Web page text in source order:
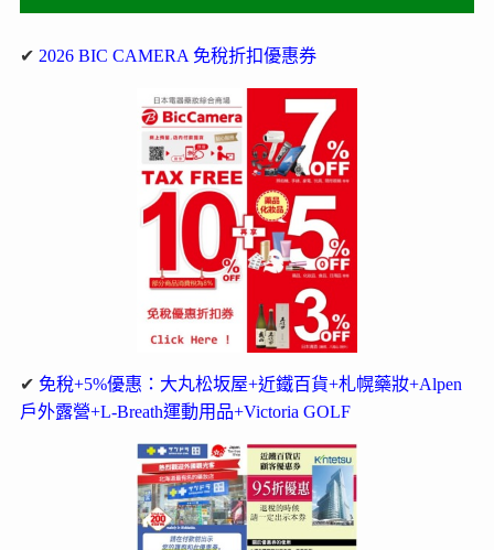
✔ 2026 BIC CAMERA 免稅折扣優惠券
✔ 免稅+5%優惠：大丸松坂屋+近鐵百貨+札幌藥妝+Alpen
戶外露營+L-Breath運動用品+Victoria GOLF